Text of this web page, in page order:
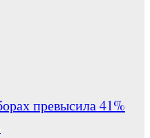
превысила 41%